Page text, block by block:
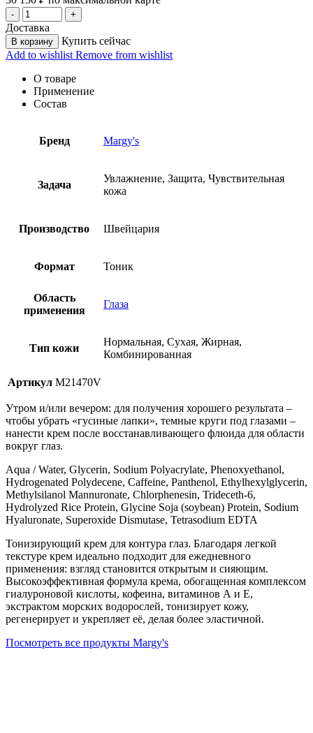
Доставка
В корзину
Купить сейчас
Add to wishlist Remove from wishlist
О товаре
Применение
Состав
Бренд Margy's
Задача
Увлажнение, Защита, Чувствительная
кожа
Производство Швейцария
Формат Тоник
Область
применения
Глаза
Тип кожи
Нормальная, Сухая, Жирная,
Комбинированная
Артикул M21470V
Утром и/или вечером: для получения хорошего результата –
чтобы убрать «гусиные лапки», темные круги под глазами –
нанести крем после восстанавливающего флюида для области
вокруг глаз.
Aqua / Water, Glycerin, Sodium Polyacrylate, Phenoxyethanol,
Hydrogenated Polydecene, Caffeine, Panthenol, Ethylhexylglycerin,
Methylsilanol Mannuronate, Chlorphenesin, Trideceth-6,
Hydrolyzed Rice Protein, Glycine Soja (soybean) Protein, Sodium
Hyaluronate, Superoxide Dismutase, Tetrasodium EDTA
Тонизирующий крем для контура глаз. Благодаря легкой
текстуре крем идеально подходит для ежедневного
применения: взгляд становится открытым и сияющим.
Высокоэффективная формула крема, обогащенная комплексом
гиалуроновой кислоты, кофеина, витаминов А и Е,
экстрактом морских водорослей, тонизирует кожу,
регенерирует и укрепляет её, делая более эластичной.
Посмотреть все продукты Margy's